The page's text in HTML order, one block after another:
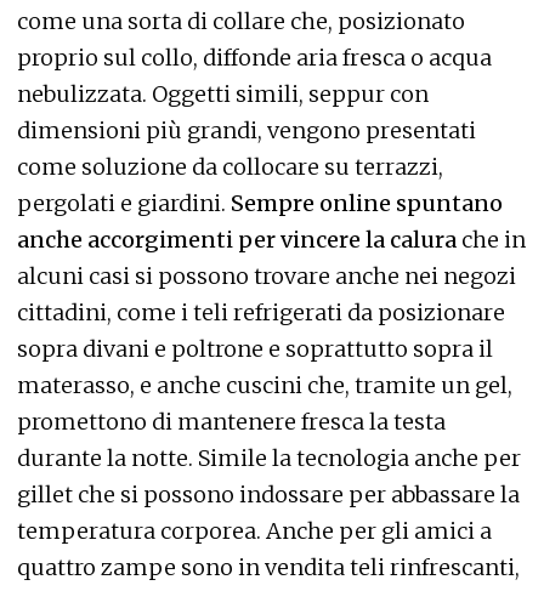
come una sorta di collare che, posizionato
proprio sul collo, diffonde aria fresca o acqua
nebulizzata. Oggetti simili, seppur con
dimensioni più grandi, vengono presentati
come soluzione da collocare su terrazzi,
pergolati e giardini. Sempre online spuntano
anche accorgimenti per vincere la calura che in
alcuni casi si possono trovare anche nei negozi
cittadini, come i teli refrigerati da posizionare
sopra divani e poltrone e soprattutto sopra il
materasso, e anche cuscini che, tramite un gel,
promettono di mantenere fresca la testa
durante la notte. Simile la tecnologia anche per
gillet che si possono indossare per abbassare la
temperatura corporea. Anche per gli amici a
quattro zampe sono in vendita teli rinfrescanti,